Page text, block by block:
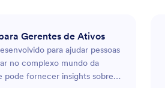
Gerentes de Ativos
para ajudar pessoas
no complexo mundo da
pode fornecer insights sobre